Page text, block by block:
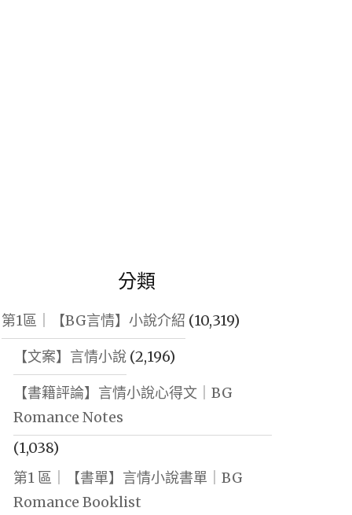
分類
第1區｜【BG言情】小說介紹 (10,319)
【文案】言情小說(2,196)
【書籍評論】言情小說心得文｜BG
Romance Notes
(1,038)
第1 區｜【書單】言情小說書單｜BG
Romance Booklist